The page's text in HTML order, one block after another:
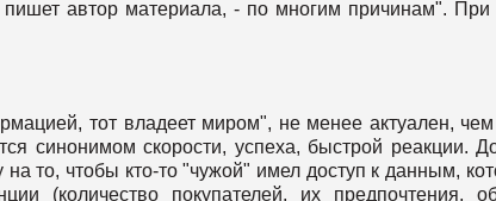
автор материала, - по многим причинам". При
тот владеет миром", не менее актуален,
синонимом скорости, успеха, быстрой реакции.
то, чтобы кто-то "чужой" имел доступ к данным,
(количество покупателей, их предпочтения,